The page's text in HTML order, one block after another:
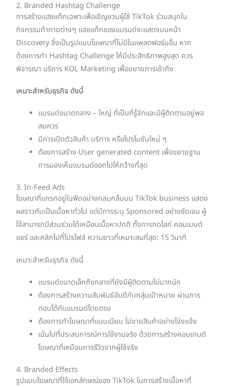
2. Branded Hashtag Challenge
การสร้างแฮชแท็กเฉพาะเพื่อเชิญชวนผู้ใช้ TikTok ร่วมสนุกใน
กิจกรรมท้าทายต่างๆ แฮชแท็กของแบรนด์จะแสดงบนหน้า
Discovery ซึ่งเป็นรูปแบบโฆษณาที่ไม่มีในแพลตฟอร์มอื่น หาก
ต้องการทำ Hashtag Challenge ให้มีประสิทธิภาพสูงสุด ควร
พิจารณา บริการ KOL Marketing เพื่อขยายการเข้าถึง
เหมาะสำหรับธุรกิจ ดังนี้
แบรนด์ขนาดกลาง – ใหญ่ ที่เป็นที่รู้จักและมีผู้ติดตามอยู่พอ
สมควร
มีการเปิดตัวสินค้า บริการ หรือโปรโมชันใหม่ ๆ
ต้องการสร้าง User generated content เพื่อขยายฐาน
การมองเห็นแบรนด์ออกไปให้กว้างที่สุด
3. In-Feed Ads
โฆษณาที่แทรกอยู่ในฟีดอย่างกลมกลืนบน TikTok business แสดง
ผลราวกับเป็นเนื้อหาทั่วไป แต่มีการระบุ Sponsored อย่างชัดเจน ผู้
ใช้สามารถมีส่วนร่วมได้เหมือนเนื้อหาปกติ ทั้งการกดไลก์ คอมเมนต์
แชร์ และคลิกไปที่โปรไฟล์ ความยาวที่เหมาะสมที่สุด: 15 วินาที
เหมาะสำหรับธุรกิจ ดังนี้
แบรนด์ขนาดเล็กถึงกลางที่ยังมีผู้ติดตามไม่มากนัก
ต้องการสร้างความสัมพันธ์อันดีกับกลุ่มเป้าหมาย ผ่านการ
ตอบโต้กับแบรนด์โดยตรง
ต้องการทำโฆษณาที่แนบเนียน ไม่ขายสินค้าอย่างโจ่งแจ้ง
เน้นไปที่ประสบการณ์การใช้งานจริง ด้วยการสร้างคอนเทนต์
โฆษณาที่เหมือนการรีวิวจากผู้ใช้จริง
4. Branded Effects
รูปแบบโฆษณาที่ใช้เอกลักษณ์ของ TikTok ในการสร้างเนื้อหาที่